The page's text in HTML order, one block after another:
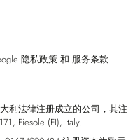
隐私政策 和 服务条款
利法律注册成立的公司，其注
Fiesole (FI), Italy.